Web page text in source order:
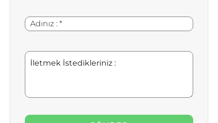
Adınız
:
*
İletmek
İstedikleriniz